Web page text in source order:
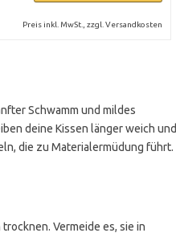
Preis inkl. MwSt., zzgl. Versandkosten
Schwamm und mildes
deine Kissen länger weich und
die zu Materialermüdung führt.
Vermeide es, sie in